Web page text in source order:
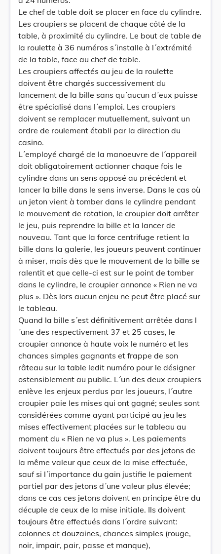
Le chef de table doit se placer en face du cylindre.
Les croupiers se placent de chaque côté de la
table, à proximité du cylindre. Le bout de table de
la roulette à 36 numéros s´installe à l´extrémité
de la table, face au chef de table.
Les croupiers affectés au jeu de la roulette
doivent être chargés successivement du
lancement de la bille sans qu´aucun d´eux puisse
être spécialisé dans l´emploi. Les croupiers
doivent se remplacer mutuellement, suivant un
ordre de roulement établi par la direction du
casino.
L´employé chargé de la manoeuvre de l´appareil
doit obligatoirement actionner chaque fois le
cylindre dans un sens opposé au précédent et
lancer la bille dans le sens inverse. Dans le cas où
un jeton vient à tomber dans le cylindre pendant
le mouvement de rotation, le croupier doit arrêter
le jeu, puis reprendre la bille et la lancer de
nouveau. Tant que la force centrifuge retient la
bille dans la galerie, les joueurs peuvent continuer
à miser, mais dès que le mouvement de la bille se
ralentit et que celle-ci est sur le point de tomber
dans le cylindre, le croupier annonce « Rien ne va
plus ». Dès lors aucun enjeu ne peut être placé sur
le tableau.
Quand la bille s´est définitivement arrêtée dans l
´une des respectivement 37 et 25 cases, le
croupier annonce à haute voix le numéro et les
chances simples gagnants et frappe de son
râteau sur la table ledit numéro pour le désigner
ostensiblement au public. L´un des deux croupiers
enlève les enjeux perdus par les joueurs, l´autre
croupier paie les mises qui ont gagné; seules sont
considérées comme ayant participé au jeu les
mises effectivement placées sur le tableau au
moment du « Rien ne va plus ». Les paiements
doivent toujours être effectués par des jetons de
la même valeur que ceux de la mise effectuée,
sauf si l´importance du gain justifie le paiement
partiel par des jetons d´une valeur plus élevée;
dans ce cas ces jetons doivent en principe être du
décuple de ceux de la mise initiale. Ils doivent
toujours être effectués dans l´ordre suivant:
colonnes et douzaines, chances simples (rouge,
noir, impair, pair, passe et manque),